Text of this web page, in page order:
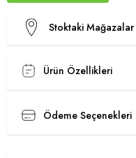
Stoktaki Mağazalar
Ürün Özellikleri
Ödeme Seçenekleri